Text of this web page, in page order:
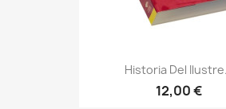
Historia Del
12,00 €